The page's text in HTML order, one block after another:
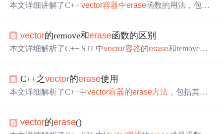
本文详细讲解了C++vector容器中erase函数的用法，包括
项，以及一个常见的错误示例和修正方法。
vector的remove和erase函数的区别
本文详细解析了C++ STL中vector容器的erase和remove函
ector尾部，不改变size。结合使用可有效删除特定值。
C++之vector的erase使用
本文详细解析了C++中vector容器的erase方法 ，包括其两
vector的erase()